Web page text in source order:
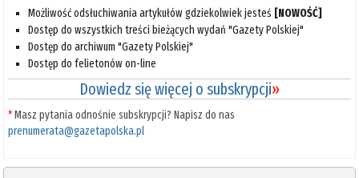
Możliwość odsłuchiwania artykułów gdziekolwiek jesteś [NOWOŚĆ]
Dostęp do wszystkich treści bieżących wydań "Gazety Polskiej"
Dostęp do archiwum "Gazety Polskiej"
Dostęp do felietonów on-line
Dowiedz się więcej o subskrypcji»
*Masz pytania odnośnie subskrypcji? Napisz do nas
prenumerata@gazetapolska.pl